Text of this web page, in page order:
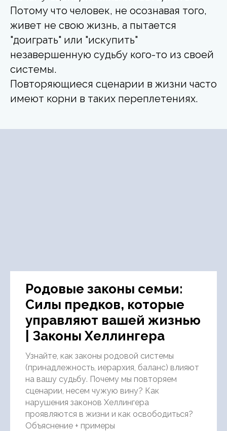
Потому что человек, не осознавая того,
живет не свою жизнь, а пытается
"доиграть" или "искупить"
незавершенную судьбу кого-то из своей
системы.
Повторяющиеся сценарии в жизни часто
имеют корни в таких переплетениях.
Родовые законы семьи:
Силы предков, которые
управляют вашей жизнью
| Законы Хеллингера
Узнайте, как законы родовой системы
(принадлежность, иерархия, баланс) влияют
на вашу судьбу. Почему мы повторяем
сценарии, несем чужую вину? Как
нарушения законов Хеллингера
проявляются в жизни и как освободиться?
Объяснение + примеры